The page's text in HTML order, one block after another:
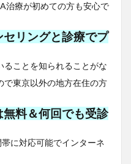
治療が初めての方も安心で
リングと診療でプ
ることを知られることがな
で東京以外の地方在住の方
料＆何回でも受診
に対応可能でインターネ